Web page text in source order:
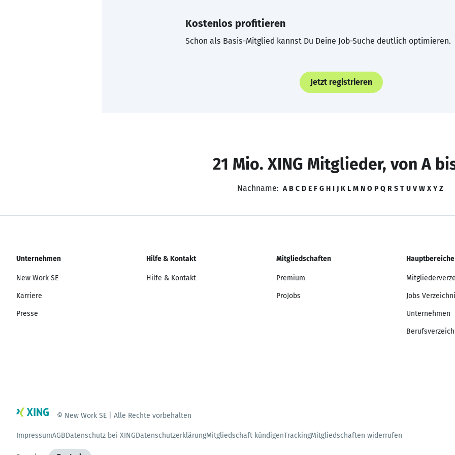
Kostenlos profitieren
Schon als Basis-Mitglied kannst Du Deine Job-Suche deutlich optimieren.
Jetzt registrieren
21 Mio. XING Mitglieder, von A
Nachname: A B C D E F G H I J K L M N O P Q R S T U V W X Y Z
Unternehmen
New Work SE
Karriere
Presse
Hilfe & Kontakt
Hilfe & Kontakt
Mitgliedschaften
Premium
ProJobs
Hauptbereiche
Jobs
Unternehmen
© New Work SE | Alle Rechte vorbehalten
ImpressumAGBDatenschutz bei XINGDatenschutzerklärungMitgliedschaft kündigenTrackingMitgliedschaften widerrufen